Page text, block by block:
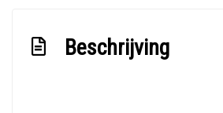
Middenarmsteun voor
Passagiersstoel in hoogte
Beschrijving